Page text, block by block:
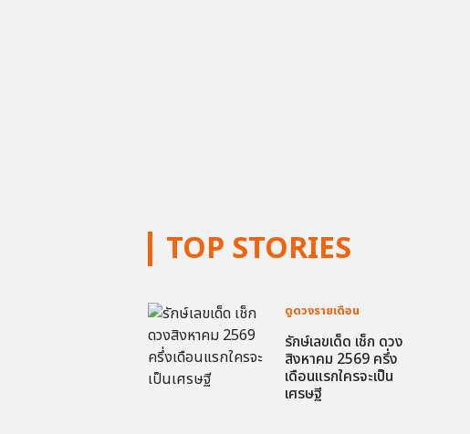
TOP STORIES
ดูดวงรายเดือน
รักษ์เลขเด็ด เช็ก ดวง
สิงหาคม 2569 ครึ่ง
เดือนแรกใครจะเป็น
เศรษฐี